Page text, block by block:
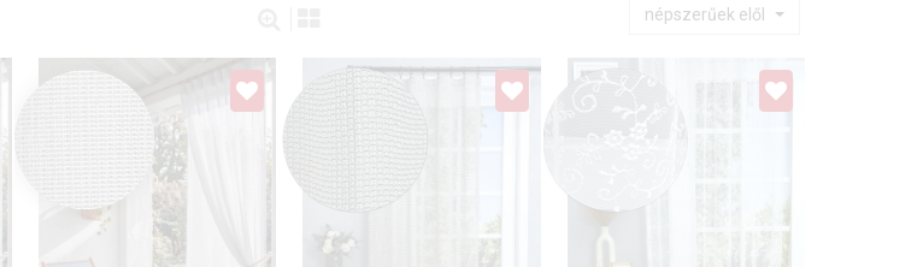
népszerűek elől